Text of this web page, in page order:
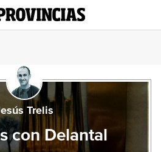
Trelis
con Delantal